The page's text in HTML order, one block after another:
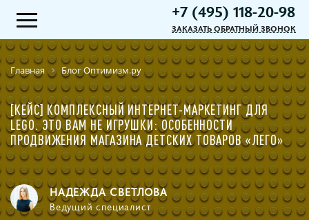
+7 (495) 118-20-98
ЗАКАЗАТЬ ОБРАТНЫЙ ЗВОНОК
Главная Блог Оптимизм.ру
[КЕЙС] КОМПЛЕКСНЫЙ ИНТЕРНЕТ-МАРКЕТИНГ ДЛЯ
LEGO. ЭТО ВАМ НЕ ИГРУШКИ: ОСОБЕННОСТИ
ПРОДВИЖЕНИЯ МАГАЗИНА ДЕТСКИХ ТОВАРОВ «ЛЕГО»
НАДЕЖДА СВЕТЛОВА
Ведущий специалист